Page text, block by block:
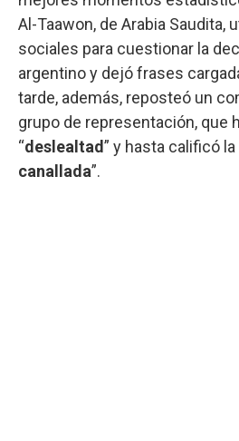
Al-Taawon, de Arabia Saudita,
sociales para cuestionar la
argentino y dejó frases
tarde, además, reposteó un
grupo de representación, que
“deslealtad” y hasta calificó
canallada”.